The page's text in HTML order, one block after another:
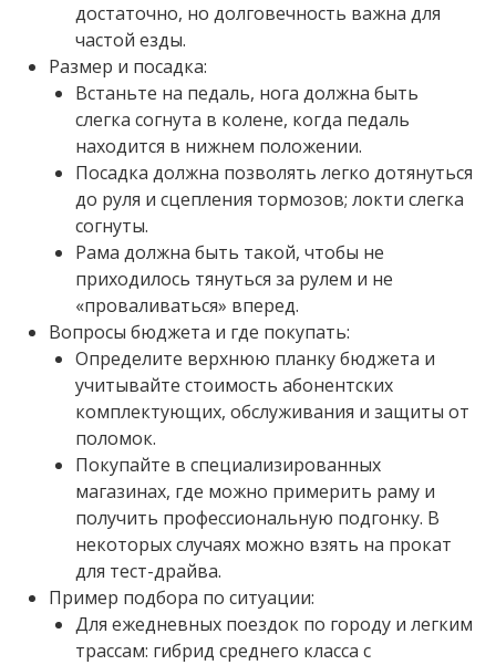
достаточно, но долговечность важна для
частой езды.
Размер и посадка:
Встаньте на педаль, нога должна быть
слегка согнута в колене, когда педаль
находится в нижнем положении.
Посадка должна позволять легко дотянуться
до руля и сцепления тормозов; локти слегка
согнуты.
Рама должна быть такой, чтобы не
приходилось тянуться за рулем и не
«проваливаться» вперед.
Вопросы бюджета и где покупать:
Определите верхнюю планку бюджета и
учитывайте стоимость абонентских
комплектующих, обслуживания и защиты от
поломок.
Покупайте в специализированных
магазинах, где можно примерить раму и
получить профессиональную подгонку. В
некоторых случаях можно взять на прокат
для тест-драйва.
Пример подбора по ситуации:
Для ежедневных поездок по городу и легким
трассам: гибрид среднего класса с